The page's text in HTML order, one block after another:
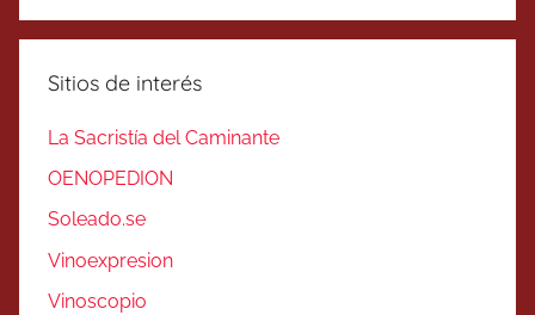
Sitios de interés
La Sacristía del Caminante
OENOPEDION
Soleado.se
Vinoexpresion
Vinoscopio